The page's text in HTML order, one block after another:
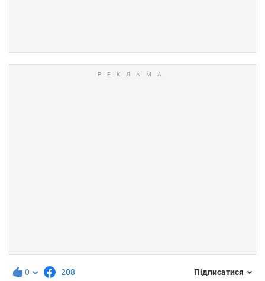
0 208 Підписатися